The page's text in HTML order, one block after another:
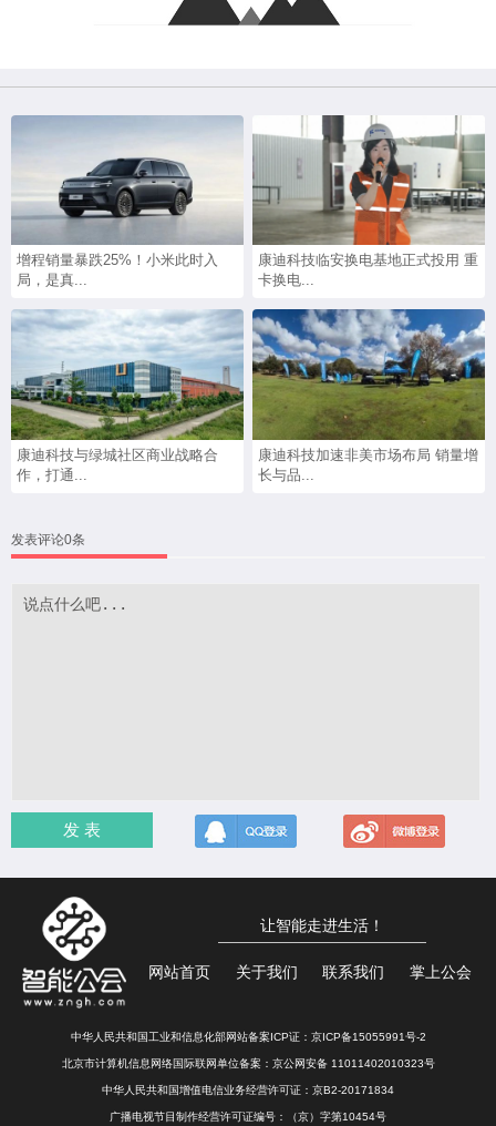
增程销量暴跌25%！小米此时入
局，是真...
康迪科技临安换电基地正式投用 重
卡换电...
康迪科技与绿城社区商业战略合
作，打通...
康迪科技加速非美市场布局 销量增
长与品...
发表评论0条
发 表
让智能走进生活！
网站首页 关于我们 联系我们 掌上公会
中华人民共和国工业和信息化部网站备案ICP证： 京ICP备15055991号-2
北京市计算机信息网络国际联网单位备案： 京公网安备 11011402010323号
中华人民共和国增值电信业务经营许可证：京B2-20171834
广播电视节目制作经营许可证编号：（京）字第10454号